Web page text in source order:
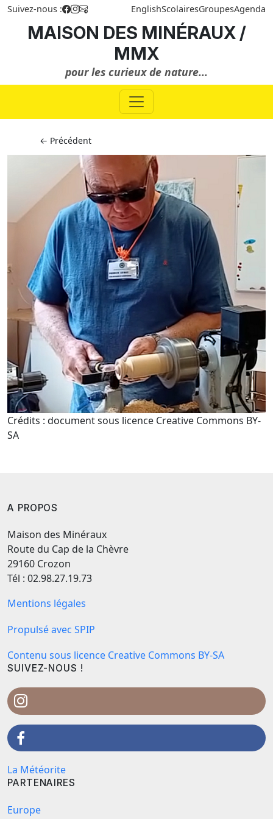
Suivez-nous : EnglishScolairesGroupesAgenda
MAISON DES MINÉRAUX /
MMX
pour les curieux de nature...
← Précédent
Crédits : document sous licence Creative Commons BY-
SA
A PROPOS
Maison des Minéraux
Route du Cap de la Chèvre
29160 Crozon
Tél : 02.98.27.19.73
Mentions légales
Propulsé avec SPIP
Contenu sous licence Creative Commons BY-SA
SUIVEZ-NOUS !
La Météorite
PARTENAIRES
Europe